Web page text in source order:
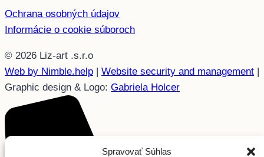
Spravovať Súhlas
Ochrana osobných údajov
Informácie o cookie súboroch
© 2026 Liz-art .s.r.o
Web by Nimble.help | Website security and management |
Graphic design & Logo: Gabriela Holcer